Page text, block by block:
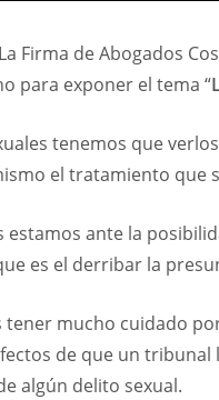
Firma de Abogados
para exponer el tema “
tenemos que
el tratamiento que
estamos ante la
es el derribar la
tener mucho cuidado
de que un
algún delito sexual.